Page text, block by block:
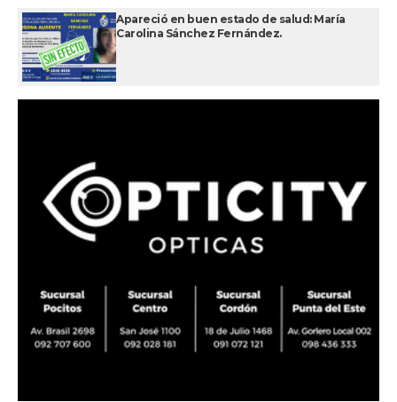
Apareció en buen estado de salud: María
Carolina Sánchez Fernández.